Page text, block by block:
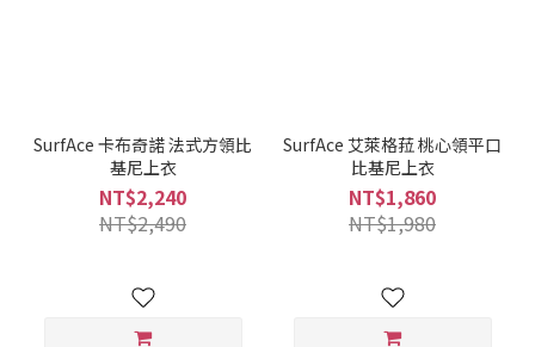
SurfAce 卡布奇諾 法式方領比
基尼上衣
NT$2,240
NT$2,490
SurfAce 艾萊格菈 桃心領平口
比基尼上衣
NT$1,860
NT$1,980